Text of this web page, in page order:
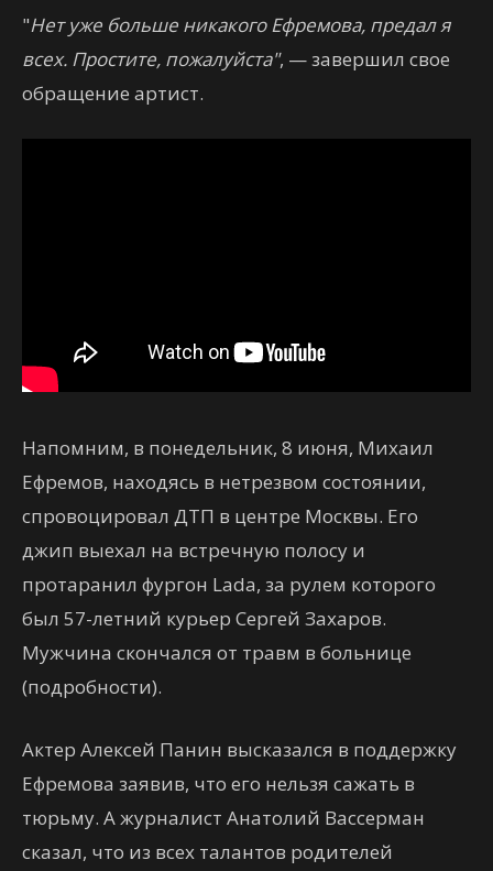
"Нет уже больше никакого Ефремова, предал я
всех. Простите, пожалуйста", — завершил свое
обращение артист.
Напомним, в понедельник, 8 июня, Михаил
Ефремов, находясь в нетрезвом состоянии,
спровоцировал ДТП в центре Москвы. Его
джип выехал на встречную полосу и
протаранил фургон Lada, за рулем которого
был 57-летний курьер Сергей Захаров.
Мужчина скончался от травм в больнице
(подробности).
Актер Алексей Панин высказался в поддержку
Ефремова заявив, что его нельзя сажать в
тюрьму. А журналист Анатолий Вассерман
сказал, что из всех талантов родителей